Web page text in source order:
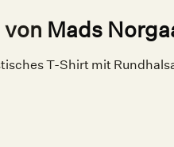
von Mads
T-Shirt mit